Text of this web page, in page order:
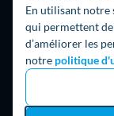
En utilisant notre
qui permettent
d’améliorer les
notre politique
© 2026